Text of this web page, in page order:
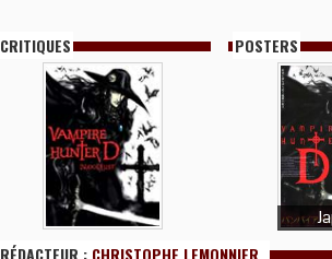
CRITIQUES POSTERS
RÉDACTEUR : CHRISTOPHE LEMONNIER